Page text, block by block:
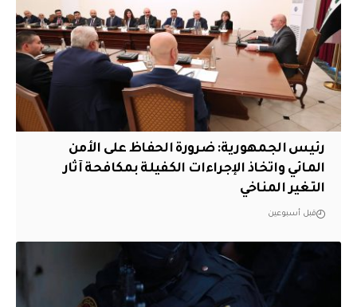
رئيس الجمهورية: ضرورة الحفاظ على الأمن
المائي واتخاذ الإجراءات الكفيلة بمكافحة آثار
التغير المناخي
قبل أسبوعين